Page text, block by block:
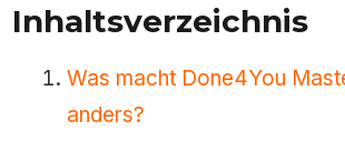
Inhaltsverzeichnis
Was macht Done4You
anders?